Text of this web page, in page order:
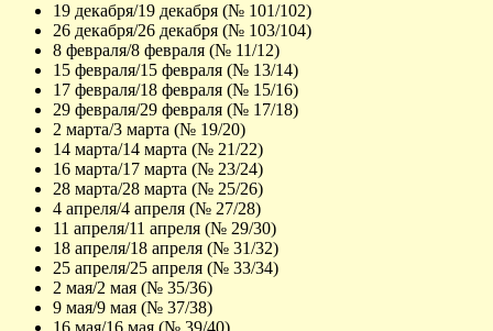
19 декабря/19 декабря (№ 101/102)
26 декабря/26 декабря (№ 103/104)
8 февраля/8 февраля (№ 11/12)
15 февраля/15 февраля (№ 13/14)
17 февраля/18 февраля (№ 15/16)
29 февраля/29 февраля (№ 17/18)
2 марта/3 марта (№ 19/20)
14 марта/14 марта (№ 21/22)
16 марта/17 марта (№ 23/24)
28 марта/28 марта (№ 25/26)
4 апреля/4 апреля (№ 27/28)
11 апреля/11 апреля (№ 29/30)
18 апреля/18 апреля (№ 31/32)
25 апреля/25 апреля (№ 33/34)
2 мая/2 мая (№ 35/36)
9 мая/9 мая (№ 37/38)
16 мая/16 мая (№ 39/40)